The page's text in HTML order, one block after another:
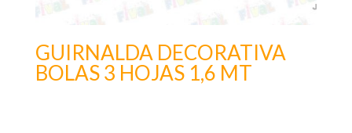
GUIRNALDA DECORATIVA
BOLAS 3 HOJAS 1,6 MT